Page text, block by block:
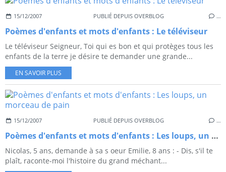
15/12/2007 PUBLIÉ DEPUIS OVERBLOG …
Poèmes d'enfants et mots d'enfants : Le téléviseur
Le téléviseur Seigneur, Toi qui es bon et qui protèges tous les
enfants de la terre je désire te demander une grande...
EN SAVOIR PLUS
15/12/2007 PUBLIÉ DEPUIS OVERBLOG …
Poèmes d'enfants et mots d'enfants : Les loups, un morceau de pain
Nicolas, 5 ans, demande à sa s oeur Emilie, 8 ans : - Dis, s'il te
plaît, raconte-moi l'histoire du grand méchant...